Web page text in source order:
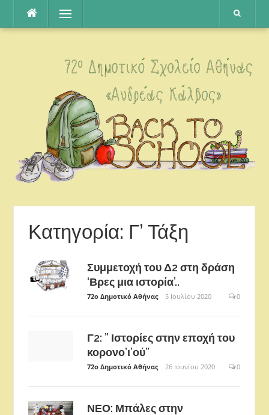
Μετάβαση
περιεχόμενο
Μενού
Κατηγορία: Γ’ Τάξη
Συμμετοχή του Δ2 στη δράση
‘Βρες μια ιστορία’..
72ο Δημοτικό Αθήνας 5 Ιουλίου 2020 0
Γ2: ” Ιστορίες στην εποχή του
κορονο’ι’ού”
72ο Δημοτικό Αθήνας 26 Ιουνίου 2020 0
ΝΕΟ: Μπάλες στην